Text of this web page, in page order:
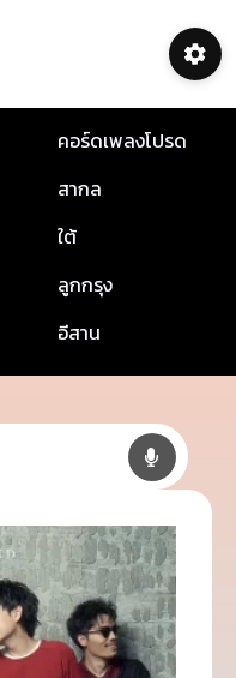
คอร์ดเพลงโปรด
สากล
ใต้
ลูกกรุง
อีสาน